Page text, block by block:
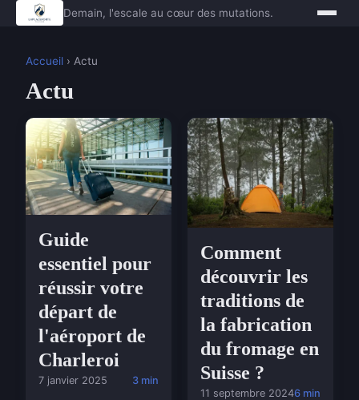
Demain, l'escale au cœur des mutations.
Accueil › Actu
Actu
Guide
essentiel pour
réussir votre
départ de
l'aéroport de
Charleroi
7 janvier 2025 3 min
Comment
découvrir les
traditions de
la fabrication
du fromage en
Suisse ?
11 septembre 20246 min